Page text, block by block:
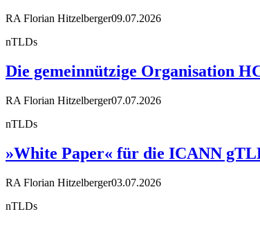
RA Florian Hitzelberger09.07.2026
nTLDs
Die gemeinnützige Organisation
RA Florian Hitzelberger07.07.2026
nTLDs
»White Paper« für die ICANN
RA Florian Hitzelberger03.07.2026
nTLDs